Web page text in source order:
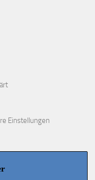
Einstellungen